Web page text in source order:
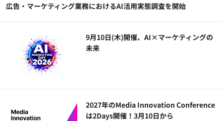
広告・マーケティング業務におけるAI活用実態調査を開始
9月10日(木)開催、AI×マーケティングの
未来
2027年のMedia Innovation Conference
は2Days開催！3月10日から